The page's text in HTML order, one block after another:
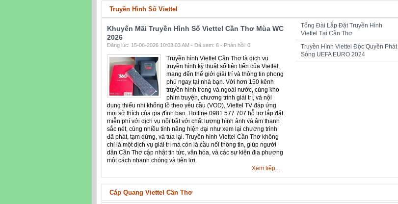
Truyền Hình Số Viettel
Khuyến Mãi Truyền Hình Số Viettel Cần Thơ Mùa WC
2026
Đăng lúc: 15-06-2026 10:03:03 AM - Đã xem: 6 - Phản hồi: 0
Truyền hình Viettel Cần Thơ là dịch vụ
truyền hình kỹ thuật số tiên tiến của Viettel,
mang đến thế giới giải trí và thông tin phong
phú ngay tại nhà bạn. Với hơn 150 kênh
truyền hình trong và ngoài nước, cùng kho
phim truyện, chương trình giải trí, và nội
dung thiếu nhi khổng lồ theo yêu cầu (VOD), Viettel TV đáp ứng
mọi sở thích của gia đình bạn. Hotline 0981 577 707 hỗ trợ lắp đặt
miễn phí với dịch vụ nổi bật với chất lượng hình ảnh và âm thanh
sắc nét, cùng nhiều tính năng hiện đại như xem lại chương trình
đã phát, tạm dừng, và tua lại. Truyền hình Viettel Cần Thơ không
chỉ là một dịch vụ giải trí mà còn là cầu nối thông tin, giúp người
dân Cần Thơ cập nhật tin tức, văn hóa, và các sự kiện địa phương
một cách nhanh chóng và tiện lợi.
Xem tiếp...
Tổng Đài Lắp Đặt Truyền Hình
Viettel Tại Cần Thơ
Truyền Hình Viettel Độc Quyền Phát
Sóng UEFA EURO 2024
Cáp Quang Viettel Cần Thơ